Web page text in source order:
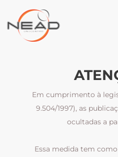
Em cumprimento à
9.504/1997), as
ocultadas a
Essa medida tem